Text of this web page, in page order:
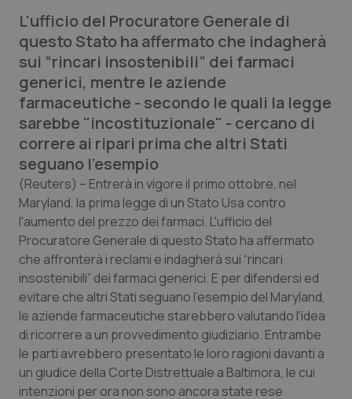
Studi e Analisi
Lettere al direttore
Edizioni Regionali
QS Pro
Professionisti Sanitari.AI
Abruzzo
Basilicata
Calabria
Campania
Emilia-Romagna
QS Pro Gold
Artrite & artrosi
Asma & BPCO
Car-T
Colesterolo & coronaropatie
QS Club Newsletter
L'ufficio del Procuratore Generale di
questo Stato ha affermato che indagherà
sui “rincari insostenibili” dei farmaci
generici, mentre le aziende
farmaceutiche - secondo le quali la legge
sarebbe "incostituzionale" - cercano di
correre ai ripari prima che altri Stati
seguano l'esempio
(Reuters) – Entrerà in vigore il primo ottobre, nel
Maryland, la prima legge di un Stato Usa contro
l'aumento del prezzo dei farmaci. L'ufficio del
Procuratore Generale di questo Stato ha affermato
che affronterà i reclami e indagherà sui “rincari
insostenibili” dei farmaci generici. E per difendersi ed
evitare che altri Stati seguano l'esempio del Maryland,
le aziende farmaceutiche starebbero valutando l'idea
di ricorrere a un provvedimento giudiziario. Entrambe
le parti avrebbero presentato le loro ragioni davanti a
un giudice della Corte Distrettuale a Baltimora, le cui
intenzioni per ora non sono ancora state rese